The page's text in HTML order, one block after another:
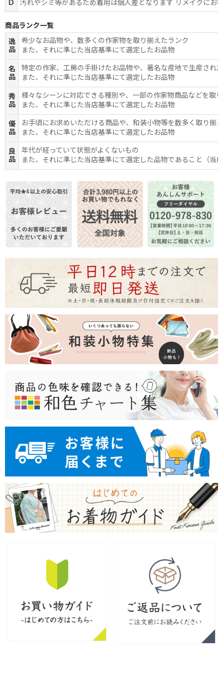
D 汚れやシミ等があるため着用は個人差となります リメイクにお
商品ランク一覧
逸
品
希少なお品物や、数多くの作家物を取り揃えたランク
また、それに準じた当店基準にて選定したお品物
名
品
特定の作家、工房の手掛けたお品物や、著名な産地で生産され
また、それに準じた当店基準にて選定したお品物
秀
品
様々なシーンに対応できる種別や、一部の作家物商品などを取
また、それに準じた当店基準にて選定したお品物
優
品
お手頃にお求めいただける商品や、和装小物等を数多く取り揃
また、それに準じた当店基準にて選定したお品物
良
品
年代が経っていて状態がよくないもの
また、それに準じた当店基準にて選定した品物であること（当